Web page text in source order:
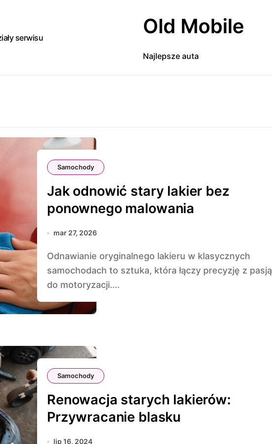
serwisu Old Mobile
Najlepsze auta
Samochody
Jak odnowić stary lakier bez
ponownego malowania
mar 27, 2026
Odnawianie oryginalnego lakieru w klasycznych
samochodach to sztuka, która łączy precyzję z pasją
do motoryzacji....
Samochody
Renowacja starych lakierów:
Przywracanie blasku
lip 16, 2024